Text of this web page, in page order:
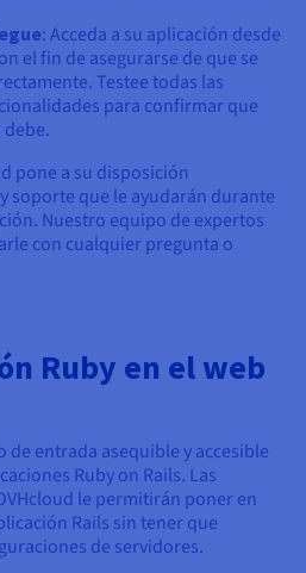
: Acceda a su aplicación desde
el fin de asegurarse de que se
Testee todas las
para confirmar que
pone a su disposición
soporte que le ayudarán durante
Nuestro equipo de expertos
con cualquier pregunta o
Ruby en el web
de entrada asequible y accesible
Ruby on Rails. Las
le permitirán poner en
Rails sin tener que
de servidores.